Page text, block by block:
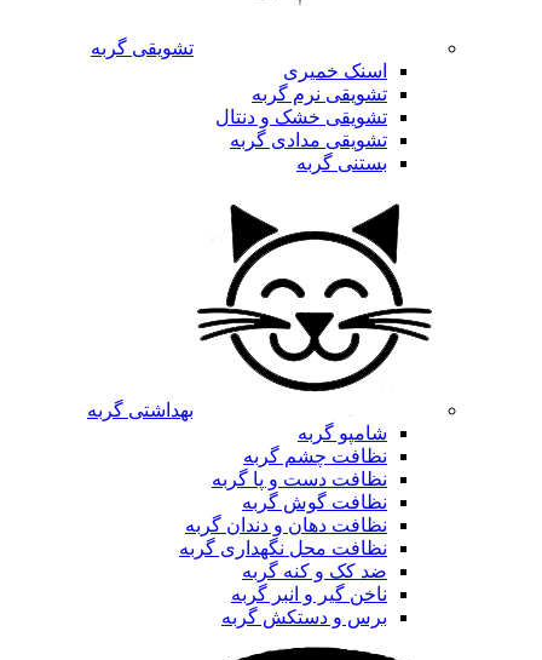
تشویقی گربه
اسنک خمیری
تشویقی نرم گربه
تشویقی خشک و دنتال
تشویقی مدادی گربه
بستنی گربه
بهداشتی گربه
شامپو گربه
نظافت چشم گربه
نظافت دست و پا گربه
نظافت گوش گربه
نظافت دهان و دندان گربه
نظافت محل نگهداری گربه
ضد کک و کنه گربه
ناخن گیر و انبر گربه
برس و دستکش گربه